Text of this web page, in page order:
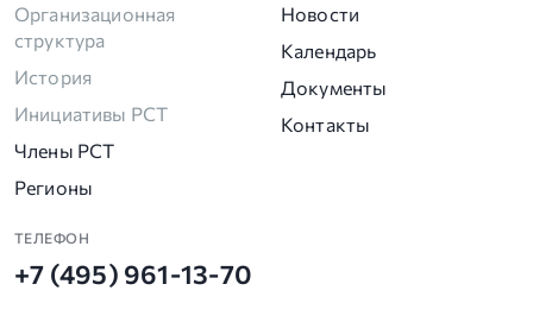
Организационная
структура
История
Инициативы РСТ
Члены РСТ
Регионы
Новости
Календарь
Документы
Контакты
ТЕЛЕФОН
+7 (495) 961-13-70